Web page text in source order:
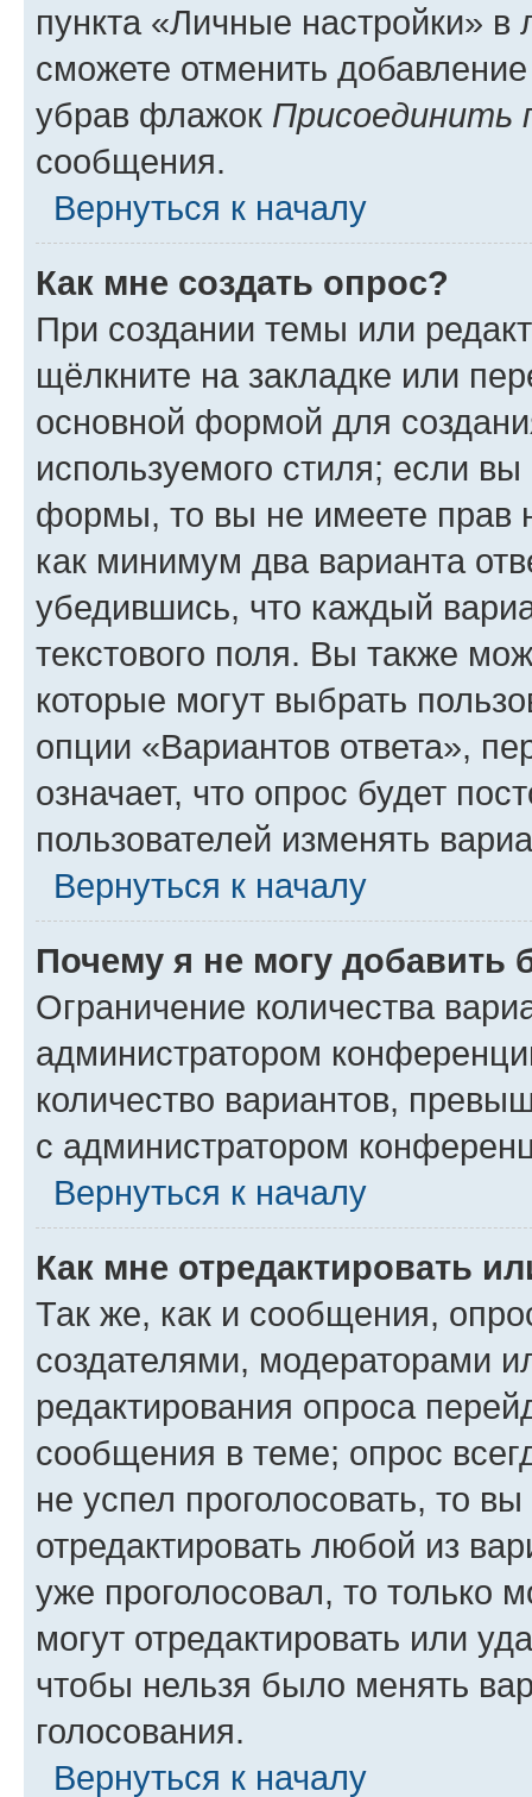
пункта «Личные настройки»
сможете отменить
убрав флажок Присоединить
сообщения.
Вернуться к началу
Как мне создать опрос?
При создании темы или
щёлкните на закладке или
основной формой для
используемого стиля; если
формы, то вы не имеете прав
как минимум два варианта
убедившись, что каждый
текстового поля. Вы также
которые могут выбрать
опции «Вариантов ответа»,
означает, что опрос будет
пользователей изменять
Вернуться к началу
Почему я не могу добавить
Ограничение количества
администратором
количество вариантов,
с администратором
Вернуться к началу
Как мне отредактировать
Так же, как и сообщения,
создателями, модераторами
редактирования опроса
сообщения в теме; опрос
не успел проголосовать, то
отредактировать любой из
уже проголосовал, то только
могут отредактировать или
чтобы нельзя было менять
голосования.
Вернуться к началу